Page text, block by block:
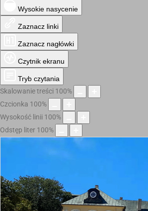
Wysokie nasycenie
Zaznacz linki
Zaznacz nagłówki
Czytnik ekranu
Tryb czytania
Skalowanie treści 100%
Czcionka 100%
Wysokość linii 100%
Odstęp liter 100%